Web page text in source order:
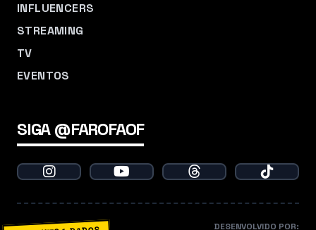
INFLUENCERS
STREAMING
TV
EVENTOS
SIGA @FAROFAOF
DESENVOLVIDO POR: